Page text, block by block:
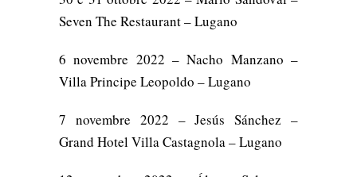
Seven The Restaurant – Lugano
6 novembre 2022 – Nacho Manzano –
Villa Principe Leopoldo – Lugano
7 novembre 2022 – Jesús Sánchez –
Grand Hotel Villa Castagnola – Lugano